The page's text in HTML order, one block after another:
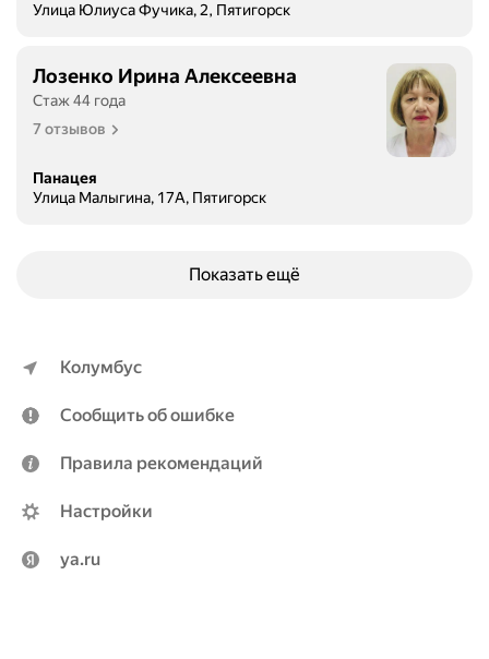
Улица Юлиуса Фучика, 2, Пятигорск
Лозенко Ирина Алексеевна
Стаж 44 года
7 отзывов
Панацея
Улица Малыгина, 17А, Пятигорск
Показать ещё
Колумбус
Сообщить об ошибке
Правила рекомендаций
Настройки
ya.ru